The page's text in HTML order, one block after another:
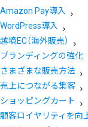
Amazon Pay導入
WordPress導入
越境EC（海外販売）
ブランディングの強化
さまざまな販売方法
売上につながる集客
ショッピングカート
顧客ロイヤリティを向